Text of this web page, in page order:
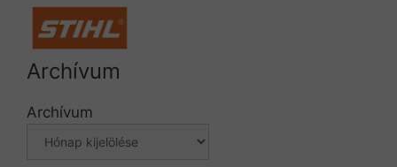
Archívum
Archívum